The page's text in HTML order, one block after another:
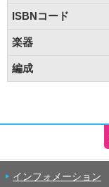
ISBNコード
楽器
編成
インフォメーション